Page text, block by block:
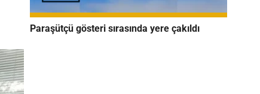
Paraşütçü gösteri sırasında yere çakıldı